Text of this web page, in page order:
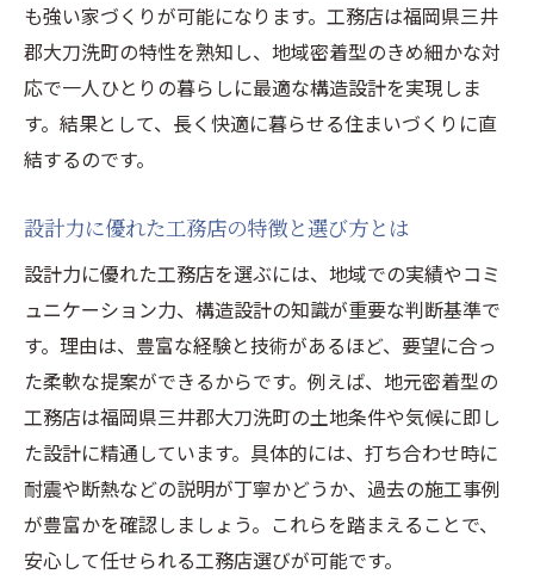
も強い家づくりが可能になります。工務店は福岡県三井
郡大刀洗町の特性を熟知し、地域密着型のきめ細かな対
応で一人ひとりの暮らしに最適な構造設計を実現しま
す。結果として、長く快適に暮らせる住まいづくりに直
結するのです。
設計力に優れた工務店の特徴と選び方とは
設計力に優れた工務店を選ぶには、地域での実績やコミ
ュニケーション力、構造設計の知識が重要な判断基準で
す。理由は、豊富な経験と技術があるほど、要望に合っ
た柔軟な提案ができるからです。例えば、地元密着型の
工務店は福岡県三井郡大刀洗町の土地条件や気候に即し
た設計に精通しています。具体的には、打ち合わせ時に
耐震や断熱などの説明が丁寧かどうか、過去の施工事例
が豊富かを確認しましょう。これらを踏まえることで、
安心して任せられる工務店選びが可能です。